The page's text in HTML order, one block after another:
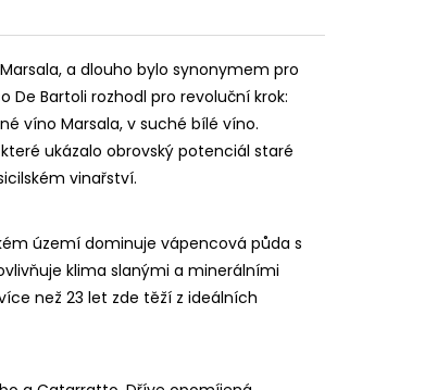
a dlouho bylo synonymem pro
De Bartoli rozhodl pro revoluční krok:
víno Marsala, v suché bílé víno.
ukázalo obrovský potenciál staré
vinařství.
území dominuje vápencová půda s
klima slanými a minerálními
než 23 let zde těží z ideálních